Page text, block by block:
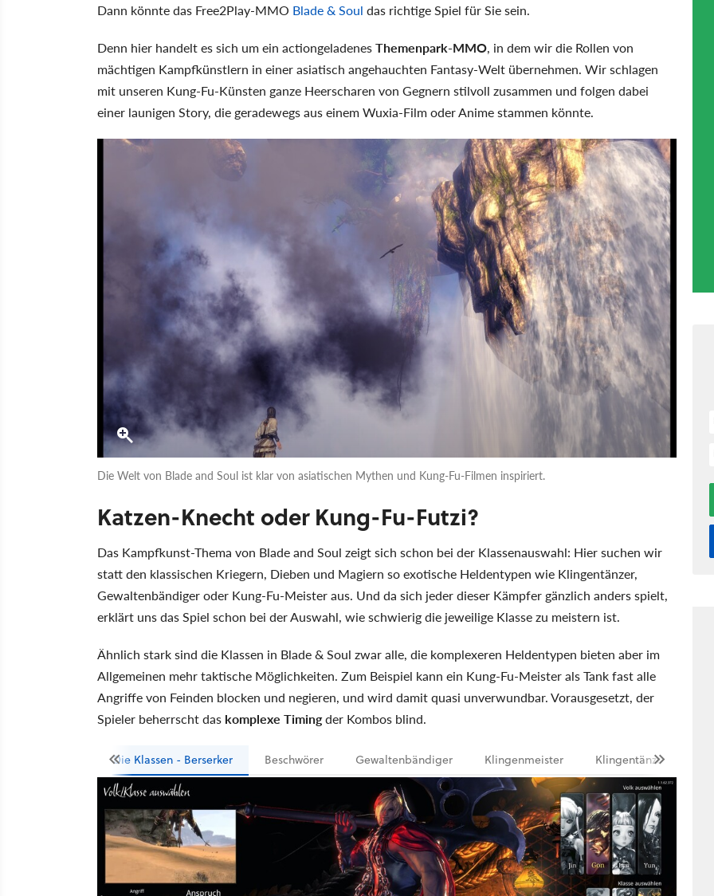
Dann könnte das Free2Play-MMO Blade & Soul das richtige Spiel für Sie sein.
Denn hier handelt es sich um ein actiongeladenesThemenpark-MMO, in dem wir die Rollen von
mächtigen Kampfkünstlern in einer asiatisch angehauchten Fantasy-Welt übernehmen. Wir schlagen
mit unseren Kung-Fu-Künsten ganze Heerscharen von Gegnern stilvoll zusammen und folgen dabei
einer launigen Story, die geradewegs aus einem Wuxia-Film oder Anime stammen könnte.
Die Welt von Blade and Soul ist klar von asiatischen Mythen und Kung-Fu-Filmen inspiriert.
Katzen-Knecht oder Kung-Fu-Futzi?
Das Kampfkunst-Thema von Blade and Soul zeigt sich schon bei der Klassenauswahl: Hier suchen wir
statt den klassischen Kriegern, Dieben und Magiern so exotische Heldentypen wie Klingentänzer,
Gewaltenbändiger oder Kung-Fu-Meister aus. Und da sich jeder dieser Kämpfer gänzlich anders spielt,
erklärt uns das Spiel schon bei der Auswahl, wie schwierig die jeweilige Klasse zu meistern ist.
Ähnlich stark sind die Klassen in Blade & Soul zwar alle, die komplexeren Heldentypen bieten aber im
Allgemeinen mehr taktische Möglichkeiten. Zum Beispiel kann ein Kung-Fu-Meister als Tank fast alle
Angriffe von Feinden blocken und negieren, und wird damit quasi unverwundbar. Vorausgesetzt, der
Spieler beherrscht das komplexe Timingder Kombos blind.
Die Klassen - Berserker Beschwörer Gewaltenbändiger Klingenmeister Klingentänzer